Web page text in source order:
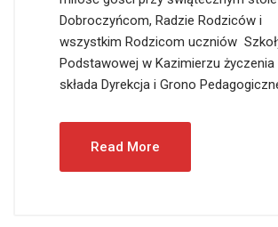
Dobroczyńcom, Radzie Rodziców i
wszystkim Rodzicom uczniów
Podstawowej w Kazimierzu życzenia
składa Dyrekcja i Grono
Read More